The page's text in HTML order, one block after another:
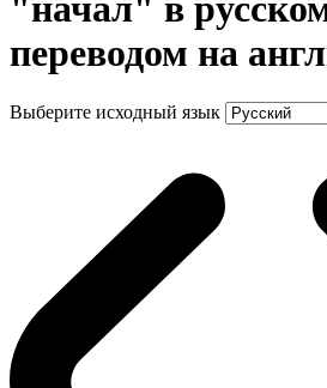
"начал" в
переводом на
Выберите исходный язык